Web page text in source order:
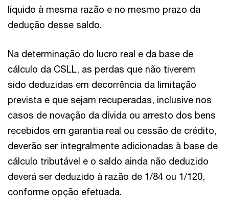
líquido à mesma razão e no mesmo prazo da
dedução desse saldo.
Na determinação do lucro real e da base de
cálculo da CSLL, as perdas que não tiverem
sido deduzidas em decorrência da limitação
prevista e que sejam recuperadas, inclusive nos
casos de novação da dívida ou arresto dos bens
recebidos em garantia real ou cessão de crédito,
deverão ser integralmente adicionadas à base de
cálculo tributável e o saldo ainda não deduzido
deverá ser deduzido à razão de 1/84 ou 1/120,
conforme opção efetuada.